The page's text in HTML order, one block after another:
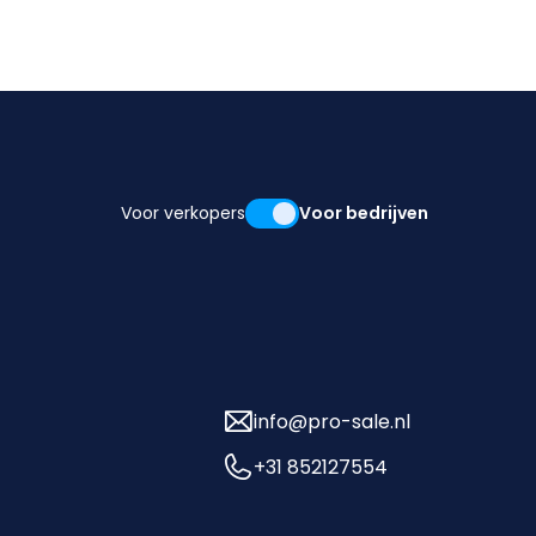
Voor verkopers Voor bedrijven
info@pro-sale.nl
+31 852127554